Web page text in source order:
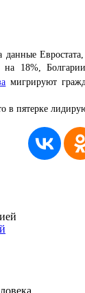
на 18%,
мигрируют
в пятерке